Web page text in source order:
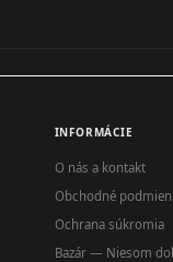
INFORMÁCIE
O nás a kontakt
Obchodné
Ochrana súkromia
Bazár — Niesom